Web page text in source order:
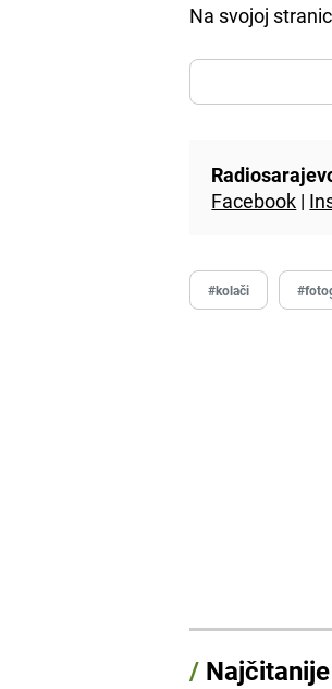
Na svojoj
Facebook |
#kolači
/ Najčitanije